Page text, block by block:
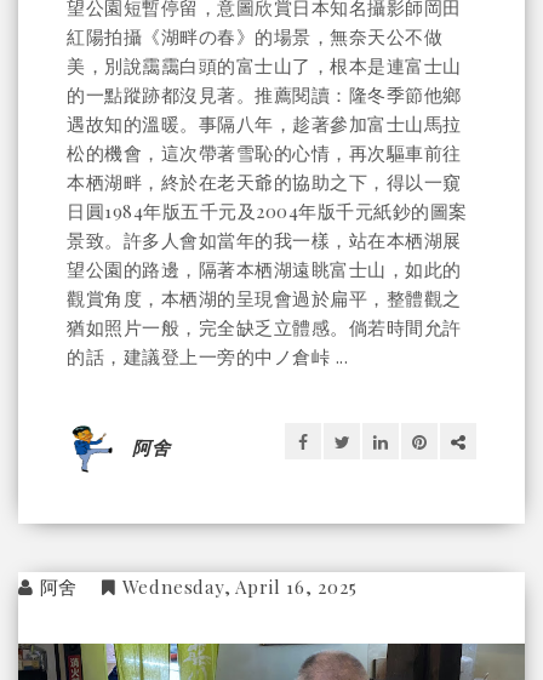
望公園短暫停留，意圖欣賞日本知名攝影師岡田
紅陽拍攝《湖畔の春》的場景，無奈天公不做
美，別說靄靄白頭的富士山了，根本是連富士山
的一點蹤跡都沒見著。推薦閱讀：隆冬季節他鄉
遇故知的溫暖。事隔八年，趁著參加富士山馬拉
松的機會，這次帶著雪恥的心情，再次驅車前往
本栖湖畔，終於在老天爺的協助之下，得以一窺
日圓1984年版五千元及2004年版千元紙鈔的圖案
景致。許多人會如當年的我一樣，站在本栖湖展
望公園的路邊，隔著本栖湖遠眺富士山，如此的
觀賞角度，本栖湖的呈現會過於扁平，整體觀之
猶如照片一般，完全缺乏立體感。倘若時間允許
的話，建議登上一旁的中ノ倉峠 ...
阿舍
阿舍 Wednesday, April 16, 2025